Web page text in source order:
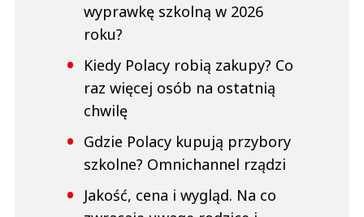
wyprawkę szkolną w 2026
roku?
Kiedy Polacy robią zakupy? Co
raz więcej osób na ostatnią
chwilę
Gdzie Polacy kupują przybory
szkolne? Omnichannel rządzi
Jakość, cena i wygląd. Na co